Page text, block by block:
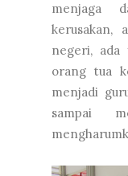
menjaga
kerusakan,
negeri, ada
orang tua
menjadi
sampai